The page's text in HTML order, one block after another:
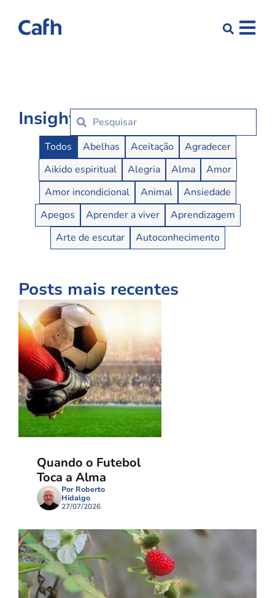
Insights
Insights Buttons
Todos Abelhas Aceitação
Agradecer
Aikido espiritual
Alegria Alma
Amor
Amor incondicional
Animal
Ansiedade
Apegos
Aprender a viver
Aprendizagem
Arte de escutar
Autoconhecimento
Posts mais recentes
Quando o Futebol
Toca a Alma
Por Roberto
Hidalgo
27/07/2026